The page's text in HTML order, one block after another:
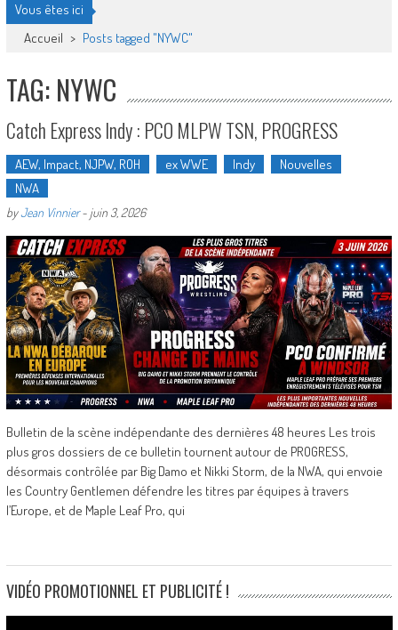
Vous êtes ici
Accueil > Posts tagged "NYWC"
TAG: NYWC
Catch Express Indy : PCO MLPW TSN, PROGRESS
AEW, Impact, NJPW, ROH ex WWE Indy
Nouvelles
NWA
byJean Vinnier- juin 3, 2026
Bulletin de la scène indépendante des dernières 48 heures Les trois
plus gros dossiers de ce bulletin tournent autour de PROGRESS,
désormais contrôlée par Big Damo et Nikki Storm, de la NWA, qui envoie
les Country Gentlemen défendre les titres par équipes à travers
l’Europe, et de Maple Leaf Pro, qui
VIDÉO PROMOTIONNEL ET PUBLICITÉ !